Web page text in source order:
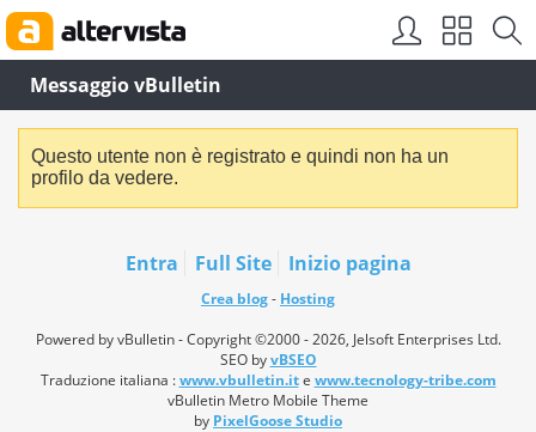
Messaggio vBulletin
Questo utente non è registrato e quindi non ha un
profilo da vedere.
Entra Full Site Inizio pagina
Crea blog- Hosting
Powered by vBulletin - Copyright ©2000 - 2026, Jelsoft Enterprises Ltd.
SEO byvBSEO
Traduzione italiana :www.vbulletin.ite www.tecnology-tribe.com
vBulletin Metro Mobile Theme
by PixelGoose Studio